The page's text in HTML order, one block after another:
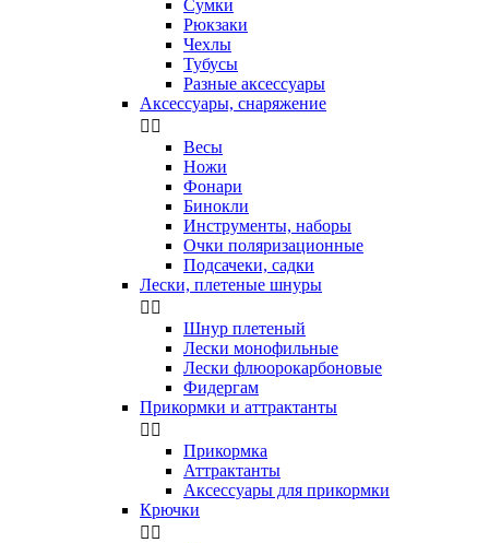
Сумки
Рюкзаки
Чехлы
Тубусы
Разные аксессуары
Аксессуары, снаряжение
 
Весы
Ножи
Фонари
Бинокли
Инструменты, наборы
Очки поляризационные
Подсачеки, садки
Лески, плетеные шнуры
 
Шнур плетеный
Лески монофильные
Лески флюорокарбоновые
Фидергам
Прикормки и аттрактанты
 
Прикормка
Аттрактанты
Аксессуары для прикормки
Крючки
 